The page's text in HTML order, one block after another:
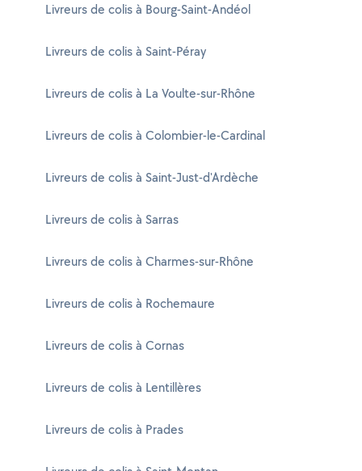
Livreurs de colis à Bourg-Saint-Andéol
Livreurs de colis à Saint-Péray
Livreurs de colis à La Voulte-sur-Rhône
Livreurs de colis à Colombier-le-Cardinal
Livreurs de colis à Saint-Just-d'Ardèche
Livreurs de colis à Sarras
Livreurs de colis à Charmes-sur-Rhône
Livreurs de colis à Rochemaure
Livreurs de colis à Cornas
Livreurs de colis à Lentillères
Livreurs de colis à Prades